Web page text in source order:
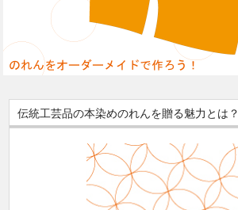
伝統工芸品の本染めのれんを贈る魅力とは？